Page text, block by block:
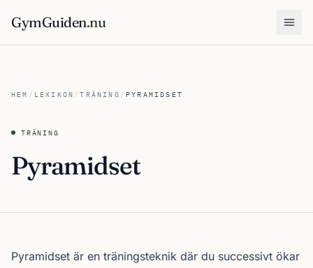
GymGuiden.nu
HEM / LEXIKON /TRÄNING / PYRAMIDSET
TRÄNING
Pyramidset
Pyramidset är en träningsteknik där du successivt ökar